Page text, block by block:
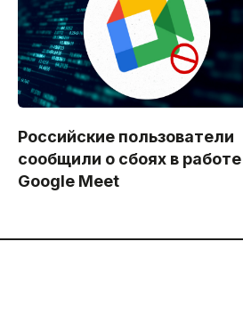
Российские пользователи
сообщили о сбоях в работе
Google Meet